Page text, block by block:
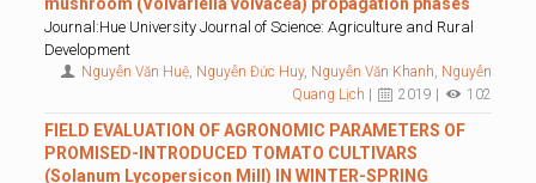
Journal:Hue University Journal of Science: Agriculture and Rural
Development
Nguyễn Văn Huệ, Nguyễn Đức Huy, Nguyễn Văn Khanh, Nguyễn
Quang Lịch
2019 | 102
FIELD EVALUATION OF AGRONOMIC PARAMETERS OF
PROMISED-INTRODUCED TOMATO CULTIVARS
(Solanum Lycopersicon Mill) IN WINTER-SPRING